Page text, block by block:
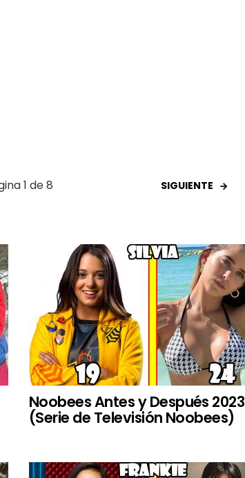
1 de 8 SIGUIENTE
Noobees Antes y Después 2023
(Serie de Televisión Noobees)